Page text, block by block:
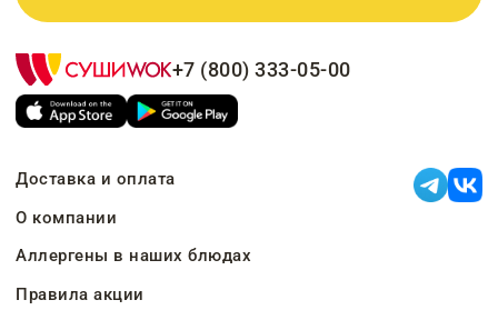
+7 (800) 333-05-00
Доставка и оплата
О компании
Аллергены в наших блюдах
Правила акции